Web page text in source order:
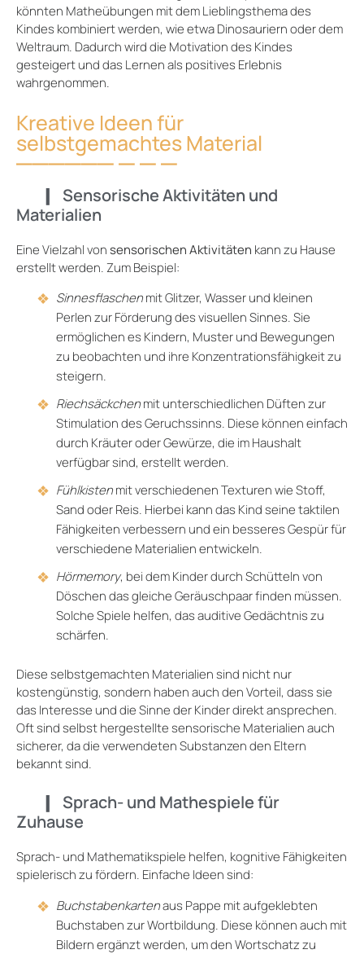
könnten Matheübungen mit dem Lieblingsthema des
Kindes kombiniert werden, wie etwa Dinosauriern oder dem
Weltraum. Dadurch wird die Motivation des Kindes
gesteigert und das Lernen als positives Erlebnis
wahrgenommen.
Kreative Ideen für
selbstgemachtes Material
Sensorische Aktivitäten und
Materialien
Eine Vielzahl vonsensorischen Aktivitäten kann zu Hause
erstellt werden. Zum Beispiel:
Sinnesflaschenmit Glitzer, Wasser und kleinen
Perlen zur Förderung des visuellen Sinnes. Sie
ermöglichen es Kindern, Muster und Bewegungen
zu beobachten und ihre Konzentrationsfähigkeit zu
steigern.
Riechsäckchenmit unterschiedlichen Düften zur
Stimulation des Geruchssinns. Diese können einfach
durch Kräuter oder Gewürze, die im Haushalt
verfügbar sind, erstellt werden.
Fühlkistenmit verschiedenen Texturen wie Stoff,
Sand oder Reis. Hierbei kann das Kind seine taktilen
Fähigkeiten verbessern und ein besseres Gespür für
verschiedene Materialien entwickeln.
Hörmemory, bei dem Kinder durch Schütteln von
Döschen das gleiche Geräuschpaar finden müssen.
Solche Spiele helfen, das auditive Gedächtnis zu
schärfen.
Diese selbstgemachten Materialien sind nicht nur
kostengünstig, sondern haben auch den Vorteil, dass sie
das Interesse und die Sinne der Kinder direkt ansprechen.
Oft sind selbst hergestellte sensorische Materialien auch
sicherer, da die verwendeten Substanzen den Eltern
bekannt sind.
Sprach- und Mathespiele für
Zuhause
Sprach- und Mathematikspiele helfen, kognitive Fähigkeiten
spielerisch zu fördern. Einfache Ideen sind:
Buchstabenkartenaus Pappe mit aufgeklebten
Buchstaben zur Wortbildung. Diese können auch mit
Bildern ergänzt werden, um den Wortschatz zu